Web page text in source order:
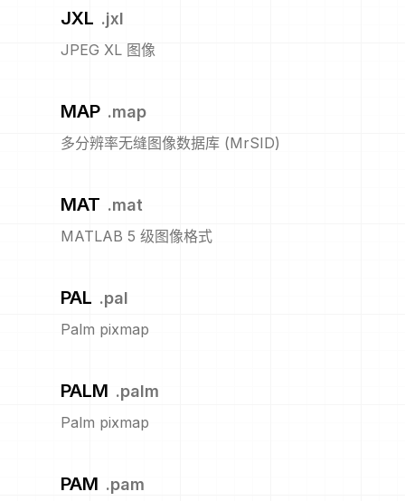
JXL .jxl
JPEG XL 图像
MAP .map
多分辨率无缝图像数据库 (MrSID)
MAT .mat
MATLAB 5 级图像格式
PAL .pal
Palm pixmap
PALM .palm
Palm pixmap
PAM .pam